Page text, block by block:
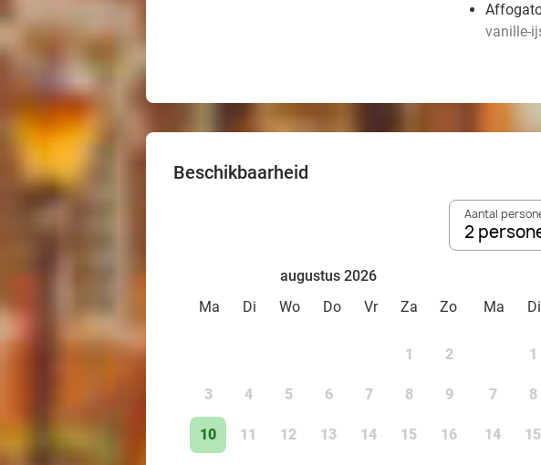
vanille-
Beschikbaarheid
Aantal
2
augustus 2026
Ma
Di Wo Do Vr Za Zo
1 2
3 4 5 6 7 8 9
10 11 12 13 14 15 16
Ma
Di
1
7 8
14 15